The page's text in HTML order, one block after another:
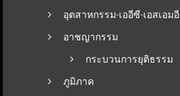
อุตสาหกรรม-เออีซี-เอสเอมอี
อาชญากรรม
กระบวนการยุติธรรม
ภูมิภาค